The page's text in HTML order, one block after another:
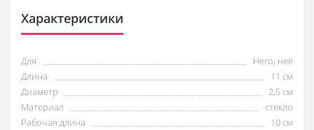
Характеристики
Для
Него, неё
Длина
11 см
Диаметр
2,5 см
Материал
стекло
Рабочая длина
10 см